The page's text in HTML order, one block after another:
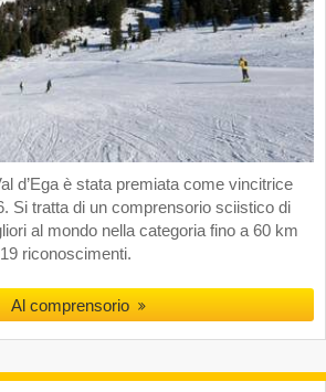
d’Ega è stata premiata come vincitrice
Si tratta di un comprensorio sciistico di
al mondo nella categoria fino a 60 km
riconoscimenti.
Al comprensorio